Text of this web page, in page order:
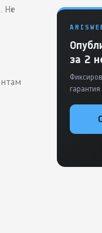
Не
за 2